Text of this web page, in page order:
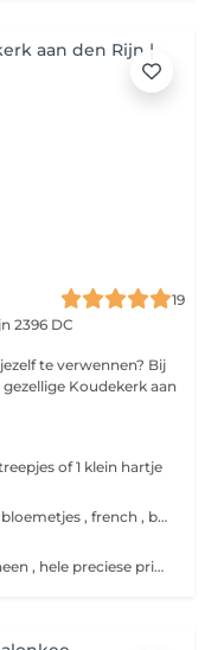
19
2396 DC
te verwennen? Bij
Koudekerk aan
of 1 klein hartje
Denk aan simpele patronen, een paar bloemetjes , french , blooming gel designs.
French met een extra design er over heen , hele preciese priegel designs